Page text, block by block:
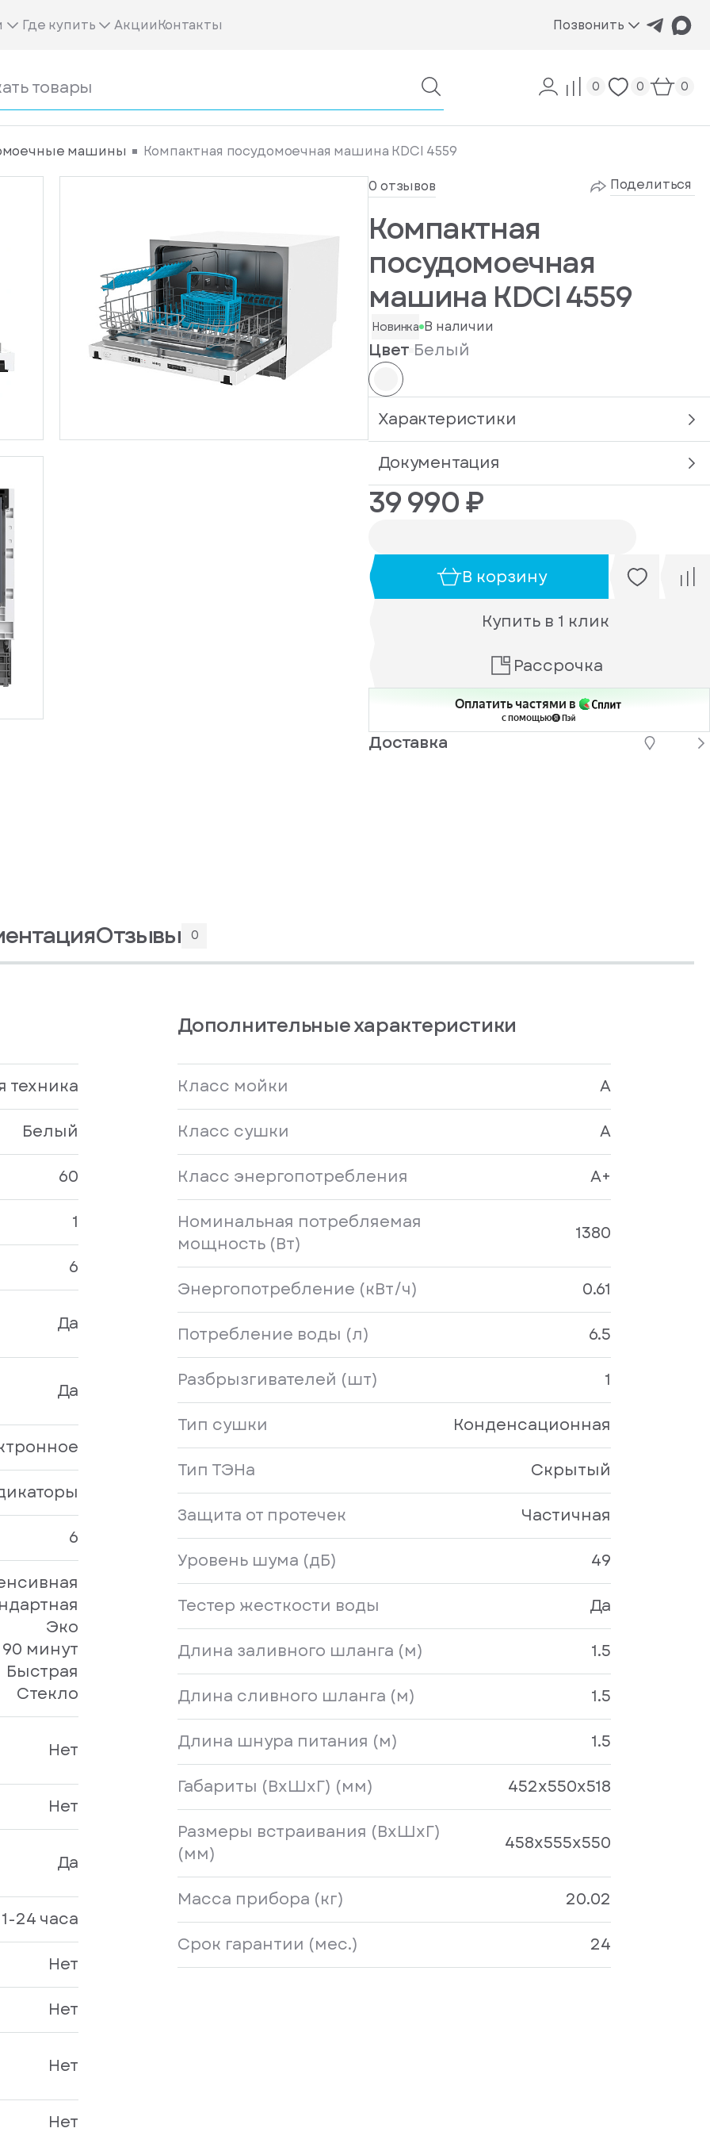
Где купить АкцииКонтакты Позвонить
0 0 0
машины
Компактная посудомоечная машина KDCI 4559
0 отзывов
Поделиться
Компактная
посудомоечная
машина KDCI 4559
Новинка В наличии
Цвет Белый
Характеристики
Документация
39 990 ₽
В корзину
Купить в 1 клик
Рассрочка
Оплатить частями в
с помощью
Доставка
Отзывы 0
техника
Белый
60
1
6
Да
Да
6
Эко
90 минут
Быстрая
Стекло
Нет
Нет
Да
1-24 часа
Нет
Нет
Нет
Нет
Дополнительные характеристики
Класс мойки
A
Класс сушки
A
Класс энергопотребления
A+
Номинальная потребляемая
мощность (Вт)
1380
Энергопотребление (кВт/ч)
0.61
Потребление воды (л)
6.5
Разбрызгивателей (шт)
1
Тип сушки
Конденсационная
Тип ТЭНа
Скрытый
Защита от протечек
Частичная
Уровень шума (дБ)
49
Тестер жесткости воды
Да
Длина заливного шланга (м)
1.5
Длина сливного шланга (м)
1.5
Длина шнура питания (м)
1.5
Габариты (ВxШхГ) (мм)
452x550x518
Размеры встраивания (ВxШхГ)
(мм)
458x555x550
Масса прибора (кг)
20.02
Срок гарантии (мес.)
24